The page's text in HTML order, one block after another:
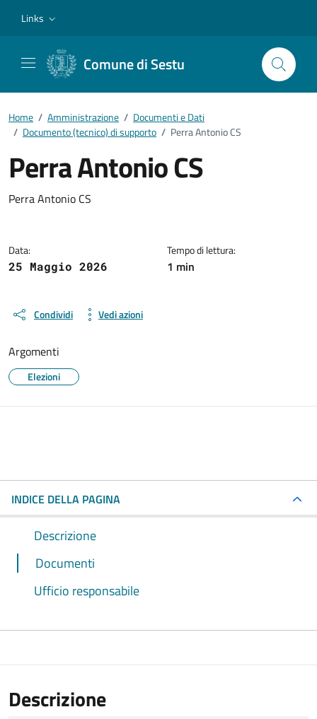
Links
Comune di Sestu
Home / Amministrazione / Documenti e Dati
/ Documento (tecnico) di supporto / Perra Antonio CS
Perra Antonio CS
Dettagli del documento
Perra Antonio CS
Data:
25 Maggio 2026
Tempo di lettura:
1 min
Condividi Vedi azioni
Argomenti
Elezioni
INDICE DELLA PAGINA
Descrizione
Documenti
Ufficio responsabile
Descrizione